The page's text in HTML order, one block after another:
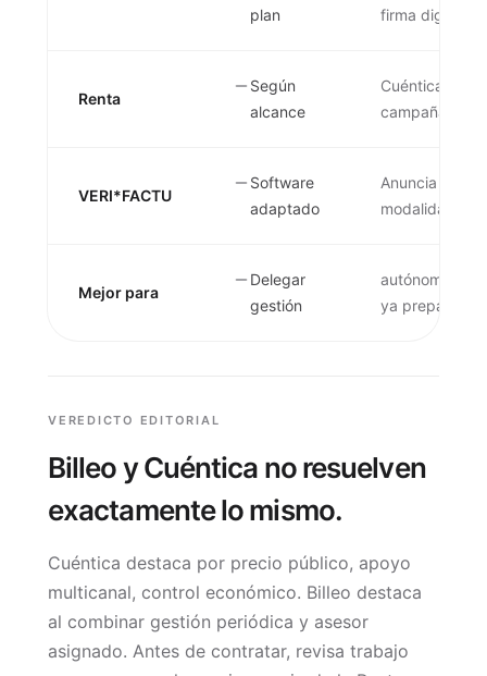
plan firma digital.
Renta
Según
alcance
Cuéntica
campaña.
VERI*FACTU
Software
adaptado
Anuncia
modalidad
Mejor para
Delegar
gestión
autónomos
ya preparados
VEREDICTO EDITORIAL
Billeo y Cuéntica no resuelven
exactamente lo mismo.
Cuéntica destaca por precio público, apoyo
multicanal, control económico. Billeo destaca
al combinar gestión periódica y asesor
asignado. Antes de contratar, revisa trabajo